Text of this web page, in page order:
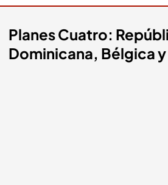
Planes Cuatro:
Dominicana, Bélgica